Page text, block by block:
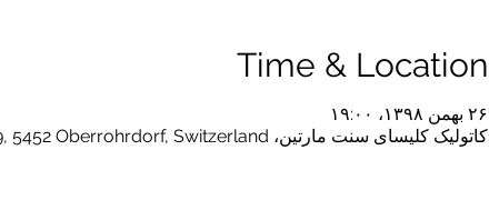
Time & Location
۲۶ بهمن ۱۳۹۸، ۱۹:۰۰
کاتولیک کلیسای سنت مارتین، Oberrohrdorf, Ringstrasse 19, 5452 Oberrohrdorf, Switzerland